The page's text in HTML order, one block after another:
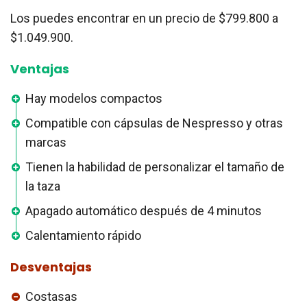
Los puedes encontrar en un precio de $799.800 a
$1.049.900.
Ventajas
Hay modelos compactos
Compatible con cápsulas de Nespresso y otras
marcas
Tienen la habilidad de personalizar el tamaño de
la taza
Apagado automático después de 4 minutos
Calentamiento rápido
Desventajas
Costasas